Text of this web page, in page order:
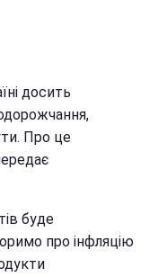
досить
Про це
буде
про інфляцію